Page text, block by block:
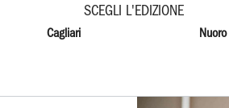
SCEGLI L'EDIZIONE
Cagliari Nuoro